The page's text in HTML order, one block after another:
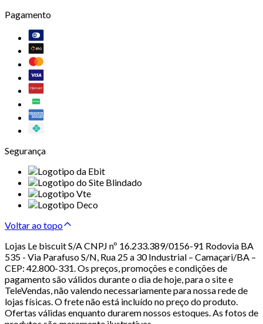
Pagamento
Segurança
Voltar ao topo
Lojas Le biscuit S/A CNPJ nº 16.233.389/0156-91 Rodovia BA
535 - Via Parafuso S/N, Rua 25 a 30 Industrial – Camaçari/BA –
CEP: 42.800-331. Os preços, promoções e condições de
pagamento são válidos durante o dia de hoje, para o site e
TeleVendas, não valendo necessariamente para nossa rede de
lojas físicas. O frete não está incluído no preço do produto.
Ofertas válidas enquanto durarem nossos estoques. As fotos de